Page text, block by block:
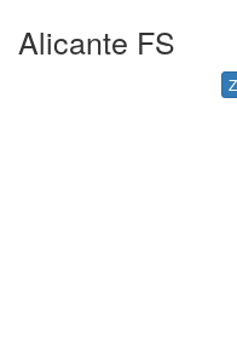
Alicante FS